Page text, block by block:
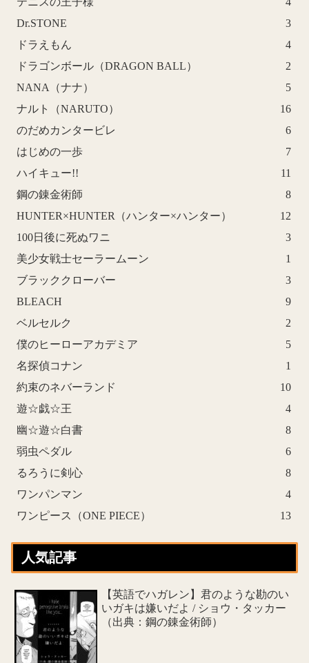
Dr.STONE
3
ドラえもん
4
ドラゴンボール（DRAGON BALL）
2
NANA（ナナ）
5
ナルト（NARUTO）
16
のだめカンタービレ
6
はじめの一歩
7
ハイキュー!!
11
鋼の錬金術師
8
HUNTER×HUNTER（ハンター×ハンター）
12
100日後に死ぬワニ
3
美少女戦士セーラームーン
1
ブラッククローバー
3
BLEACH
9
ベルセルク
2
僕のヒーローアカデミア
5
名探偵コナン
1
約束のネバーランド
10
遊☆戯☆王
4
幽☆遊☆白書
8
弱虫ペダル
6
るろうに剣心
8
ワンパンマン
4
ワンピース（ONE PIECE）
13
人気記事
【英語でハガレン】君のような勘のい
いガキは嫌いだよ / ショウ・タッカー
（出典：鋼の錬金術師）